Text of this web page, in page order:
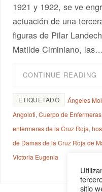
1921 y 1922, se ve
actuación de una
figuras de Pilar
Matilde Ciminiano, las…
CONTINUE READING
ETIQUETADO Ángeles
Angoloti,Cuerpo de
enfermeras de la Cruz Roja,
de Damas de la Cruz Roja de
Victoria Eugenia
sitio